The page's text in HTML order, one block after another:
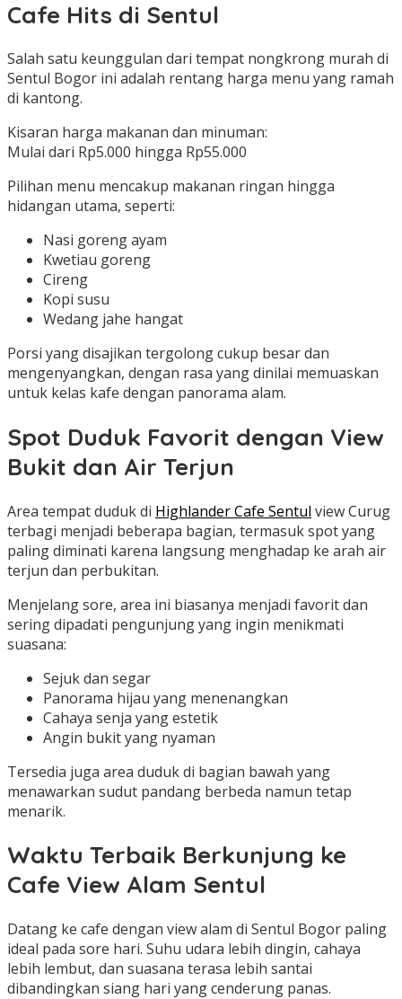
Cafe Hits di Sentul
Salah satu keunggulan dari tempat nongkrong murah di
Sentul Bogor ini adalah rentang harga menu yang ramah
di kantong.
Kisaran harga makanan dan minuman:
Mulai dari Rp5.000 hingga Rp55.000
Pilihan menu mencakup makanan ringan hingga
hidangan utama, seperti:
Nasi goreng ayam
Kwetiau goreng
Cireng
Kopi susu
Wedang jahe hangat
Porsi yang disajikan tergolong cukup besar dan
mengenyangkan, dengan rasa yang dinilai memuaskan
untuk kelas kafe dengan panorama alam.
Spot Duduk Favorit dengan View
Bukit dan Air Terjun
Area tempat duduk di Highlander Cafe Sentul view Curug
terbagi menjadi beberapa bagian, termasuk spot yang
paling diminati karena langsung menghadap ke arah air
terjun dan perbukitan.
Menjelang sore, area ini biasanya menjadi favorit dan
sering dipadati pengunjung yang ingin menikmati
suasana:
Sejuk dan segar
Panorama hijau yang menenangkan
Cahaya senja yang estetik
Angin bukit yang nyaman
Tersedia juga area duduk di bagian bawah yang
menawarkan sudut pandang berbeda namun tetap
menarik.
Waktu Terbaik Berkunjung ke
Cafe View Alam Sentul
Datang ke cafe dengan view alam di Sentul Bogor paling
ideal pada sore hari. Suhu udara lebih dingin, cahaya
lebih lembut, dan suasana terasa lebih santai
dibandingkan siang hari yang cenderung panas.